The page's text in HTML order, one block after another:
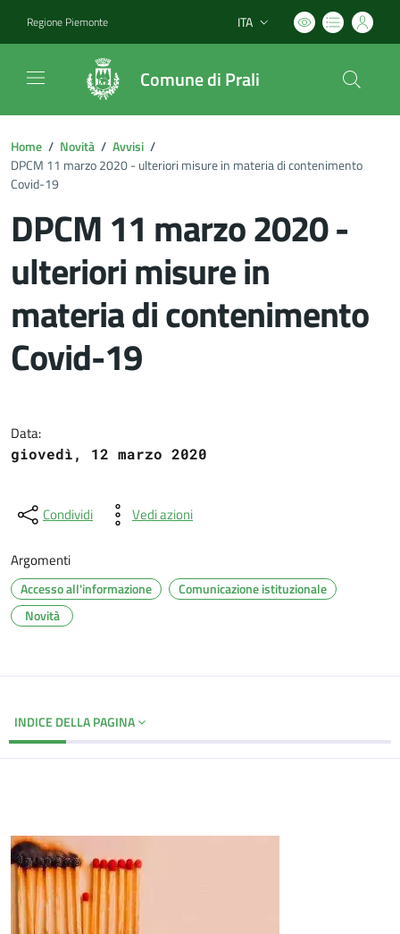
Regione Piemonte Lingua attiva:
ITA
Comune di Prali
Home / Novità / Avvisi /
DPCM 11 marzo 2020 - ulteriori misure in materia di contenimento
Covid-19
DPCM 11 marzo 2020 -
ulteriori misure in
materia di contenimento
Covid-19
Data:
giovedì, 12 marzo 2020
Condividi Vedi azioni
Argomenti
Accesso all'informazione
Comunicazione istituzionale
Novità
INDICE DELLA PAGINA